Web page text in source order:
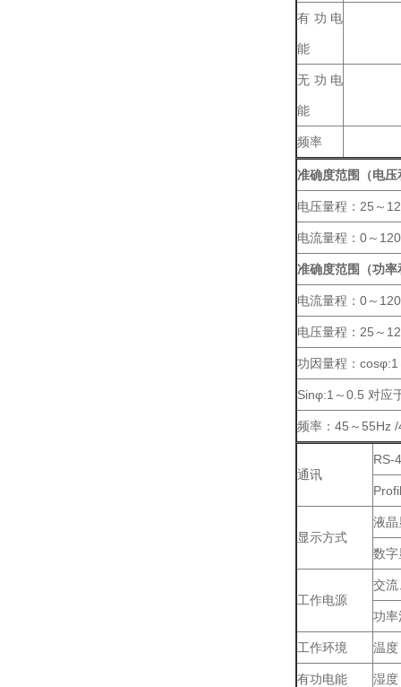
有功电
能
无功电
能
频率
准确度范围（电
电压量程：25～
电流量程：0～
准确度范围（功率
电流量程：0～
电压量程：25～
功因量程：
Sinφ:1～0.5 对应
频率：45～55Hz
通讯
RS-
显示方式
液晶
数字
工作电源
交流
功率
工作环境 温度
有功电能 湿度